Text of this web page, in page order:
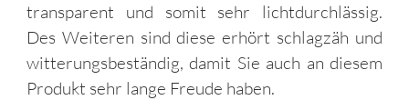
transparent und somit sehr lichtdurchlässig.
Des Weiteren sind diese erhört schlagzäh und
witterungsbeständig, damit Sie auch an diesem
Produkt sehr lange Freude haben.